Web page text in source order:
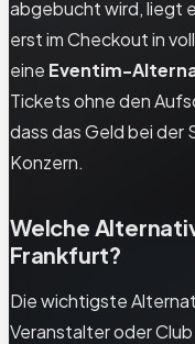
abgebucht wird, liegt
erst im Checkout in
eine Eventim-
Tickets ohne den
dass das Geld bei der
Konzern.
Welche
Frankfurt?
Die wichtigste
Veranstalter oder